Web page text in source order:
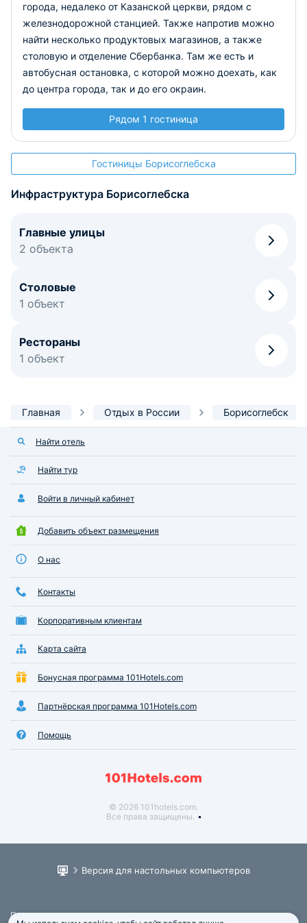
города, недалеко от Казанской церкви, рядом с
железнодорожной станцией. Также напротив можно
найти несколько продуктовых магазинов, а также
столовую и отделение Сбербанка. Там же есть и
автобусная остановка, с которой можно доехать, как
до центра города, так и до его окраин.
Рядом 1 гостиница
Гостиницы Борисоглебска
Инфраструктура Борисоглебска
Главные улицы
2 объекта
Столовые
1 объект
Рестораны
1 объект
Главная Отдых в России Борисоглебск
Найти отель
Найти тур
Войти в личный кабинет
Добавить объект размещения
О нас
Контакты
Корпоративным клиентам
Карта сайта
Бонусная программа 101Hotels.com
Партнёрская программа 101Hotels.com
Помощь
© 2026 101hotels.com.
Все права защищены.
Версия для настольных компьютеров
Пользовательское соглашение